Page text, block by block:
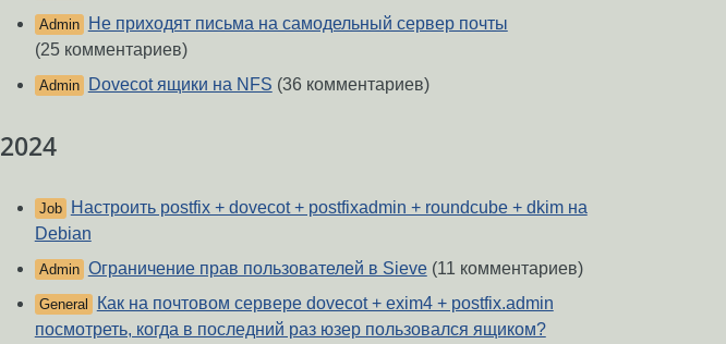
Admin
Не приходят письма на самодельный сервер почты
(25 комментариев)
Admin Dovecot ящики на NFS (36 комментариев)
2024
Job
Настроить postfix + dovecot + postfixadmin + roundcube + dkim на
Debian
Admin Ограничение прав пользователей в Sieve(11 комментариев)
General
Как на почтовом сервере dovecot + exim4 + postfix.admin
посмотреть, когда в последний раз юзер пользовался ящиком?